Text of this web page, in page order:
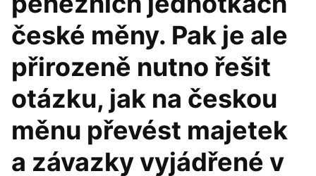
české měny. Pak je ale
přirozeně nutno řešit
otázku, jak na českou
měnu převést majetek
a závazky vyjádřené v